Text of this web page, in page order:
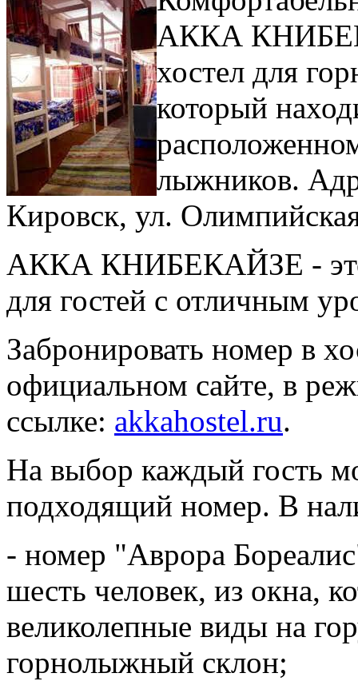
АККА
хостел для
который
лыжников.
Кировск, ул.
АККА КНИБЕКАЙЗЕ - это
для гостей с отличным
Забронировать номер в
официальном сайте, в
ссылке: akkahostel.ru.
На выбор каждый гость
подходящий номер. В
- номер "Аврора
шесть человек, из окна,
великолепные виды на
горнолыжный склон;